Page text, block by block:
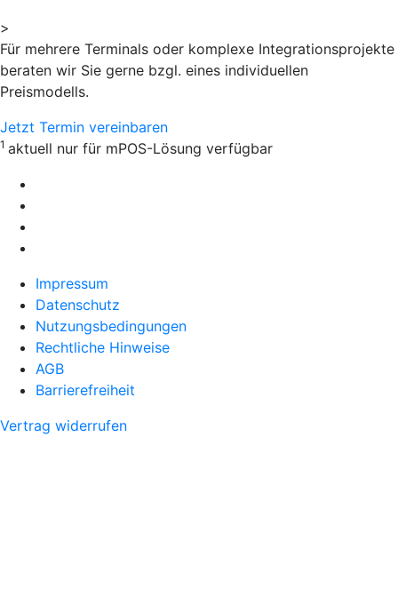
>
Für mehrere Terminals oder komplexe Integrationsprojekte
beraten wir Sie gerne bzgl. eines individuellen
Preismodells.
Jetzt Termin vereinbaren
1 aktuell nur für mPOS-Lösung verfügbar
Impressum
Datenschutz
Nutzungsbedingungen
Rechtliche Hinweise
AGB
Barrierefreiheit
Vertrag widerrufen